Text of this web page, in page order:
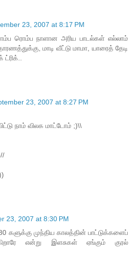
23, 2007 at 8:17 PM
ரொம்ப நாளான அரிய பாடல்கள் எல்லாம்
மாடி வீட்டு மாமா, யாரைத் தேடி
23, 2007 at 8:27 PM
நாம் விலக மாட்டோம் ;)\\
23, 2007 at 8:30 PM
களுக்கு முந்திய காலத்தின் பாட்டுக்களைப்
என்று இளசுகள் ஏங்கும் குரல்